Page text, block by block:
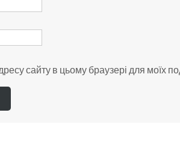
сайту в цьому браузері для моїх